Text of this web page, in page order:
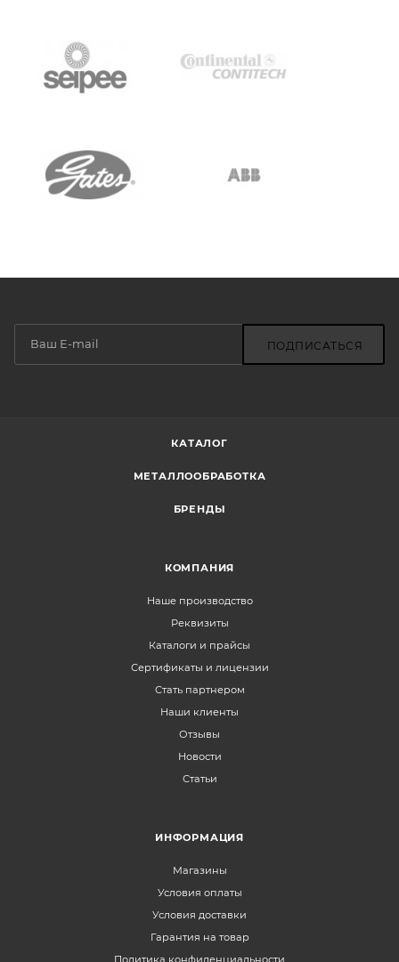
ПОДПИСАТЬСЯ
КАТАЛОГ
МЕТАЛЛООБРАБОТКА
БРЕНДЫ
КОМПАНИЯ
Наше производство
Реквизиты
Каталоги и прайсы
Сертификаты и лицензии
Стать партнером
Наши клиенты
Отзывы
Новости
Статьи
ИНФОРМАЦИЯ
Магазины
Условия оплаты
Условия доставки
Гарантия на товар
Политика конфиденциальности